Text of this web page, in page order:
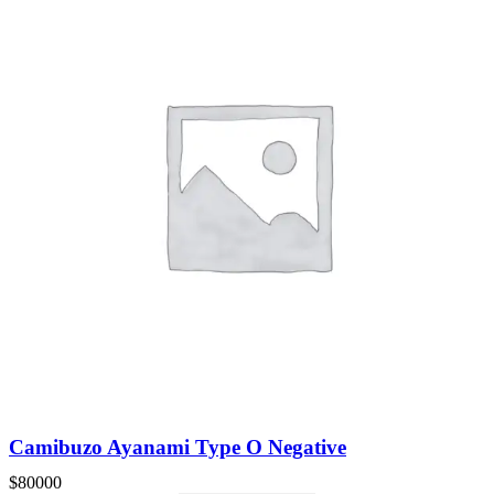
Camibuzo Ayanami Type O Negative
$80000